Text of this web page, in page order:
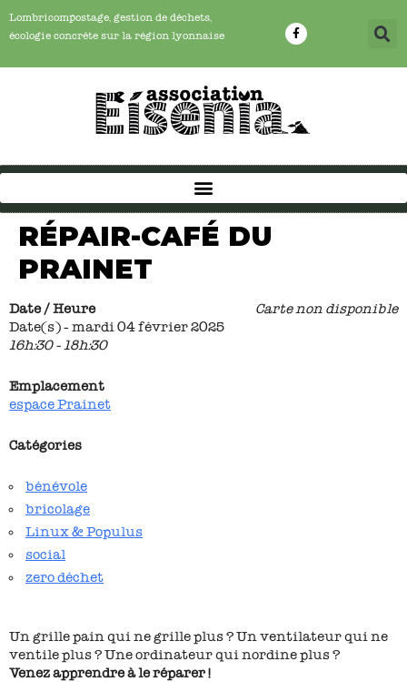
Lombricompostage, gestion de déchets,
écologie concrête sur la région lyonnaise
RÉPAIR-CAFÉ DU
PRAINET
Carte non disponible
Date / Heure
Date(s) - mardi 04 février 2025
16h:30 - 18h:30
Emplacement
espace Prainet
Catégories
bénévole
bricolage
Linux & Populus
social
zero déchet
Un grille pain qui ne grille plus ? Un ventilateur qui ne
ventile plus ? Une ordinateur qui nordine plus ?
Venez apprendre à le réparer !